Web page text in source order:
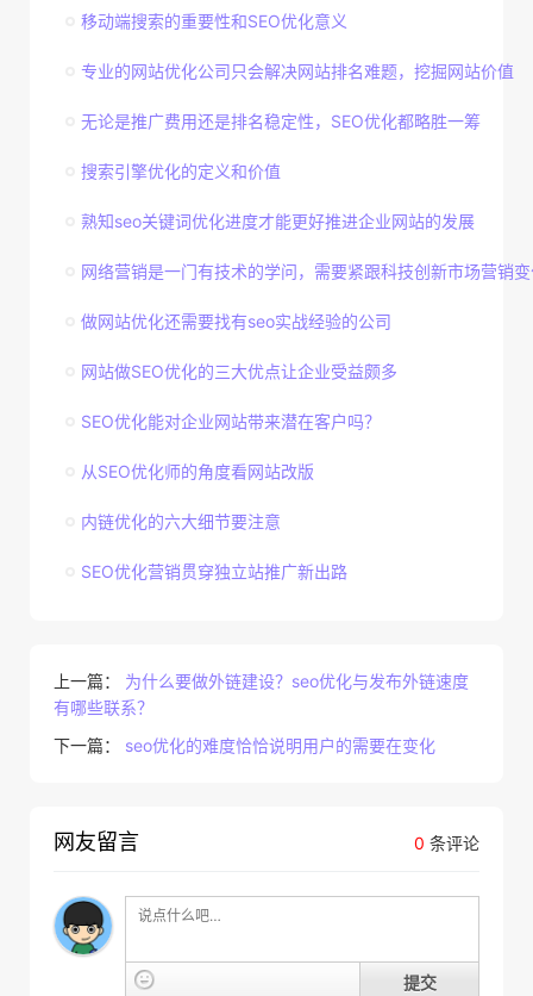
移动端搜索的重要性和SEO优化意义
专业的网站优化公司只会解决网站排名难题，挖掘网站价值
无论是推广费用还是排名稳定性，SEO优化都略胜一筹
搜索引擎优化的定义和价值
熟知seo关键词优化进度才能更好推进企业网站的发展
网络营销是一门有技术的学问，需要紧跟科技创新市场营销
做网站优化还需要找有seo实战经验的公司
网站做SEO优化的三大优点让企业受益颇多
SEO优化能对企业网站带来潜在客户吗？
从SEO优化师的角度看网站改版
内链优化的六大细节要注意
SEO优化营销贯穿独立站推广新出路
上一篇： 为什么要做外链建设？seo优化与发布外链速度
有哪些联系？
下一篇： seo优化的难度恰恰说明用户的需要在变化
0 条评论
网友留言
提交